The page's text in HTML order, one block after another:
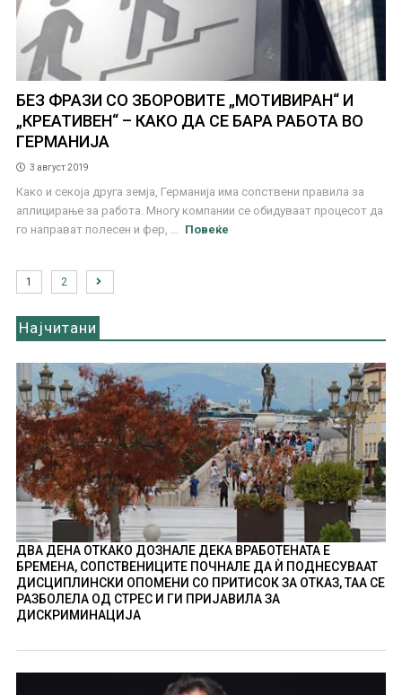
БЕЗ ФРАЗИ СО ЗБОРОВИТЕ „МОТИВИРАН“ И
„КРЕАТИВЕН“ – КАКО ДА СЕ БАРА РАБОТА ВО
ГЕРМАНИЈА
3 август 2019
Како и секоја друга земја, Германија има сопствени правила за
аплицирање за работа. Многу компании се обидуваат процесот да
го направат полесен и фер, ...
Повеќе
1 2
Најчитани
ДВА ДЕНА ОТКАКО ДОЗНАЛЕ ДЕКА ВРАБОТЕНАТА Е
БРЕМЕНА, СОПСТВЕНИЦИТЕ ПОЧНАЛЕ ДА Ѝ ПОДНЕСУВААТ
ДИСЦИПЛИНСКИ ОПОМЕНИ СО ПРИТИСОК ЗА ОТКАЗ, ТАА СЕ
РАЗБОЛЕЛА ОД СТРЕС И ГИ ПРИЈАВИЛА ЗА
ДИСКРИМИНАЦИЈА